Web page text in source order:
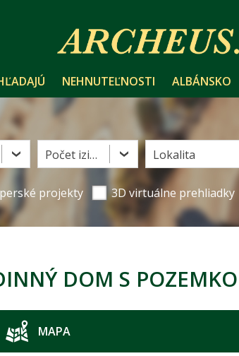
NEHNUTEĽNOSTI ALBÁNSKO
Počet izieb Lokalita
projekty 3D virtuálne prehliadky
DOM S
MAPA